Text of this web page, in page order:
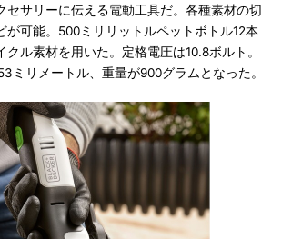
セサリーに伝える電動工具だ。各種素材の切
が可能。500ミリリットルペットボトル12本
ル素材を用いた。定格電圧は10.8ボルト。
ミリメートル、重量が900グラムとなった。